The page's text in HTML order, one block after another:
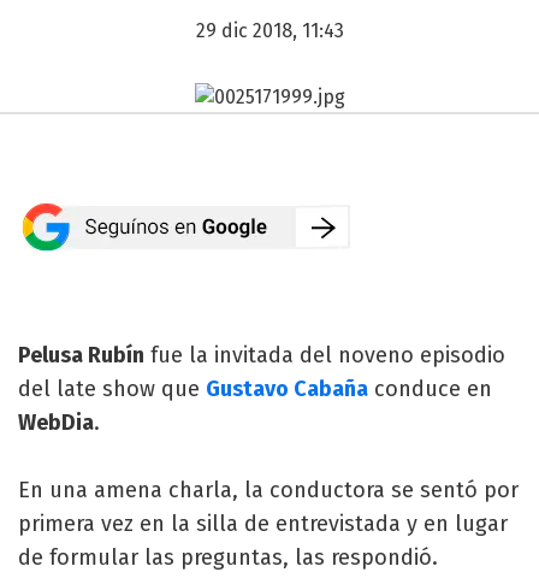
29 dic 2018, 11:43
Pelusa Rubín fue la invitada del noveno episodio
del late show que Gustavo Cabaña conduce en
WebDia.
En una amena charla, la conductora se sentó por
primera vez en la silla de entrevistada y en lugar
de formular las preguntas, las respondió.